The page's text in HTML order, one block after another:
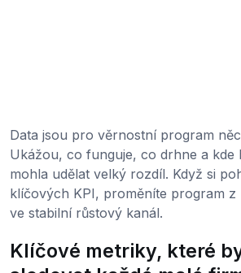
Data jsou pro věrnostní program
Ukážou, co funguje, co drhne a kde
mohla udělat velký rozdíl. Když si
klíčových KPI, proměníte program z
ve stabilní růstový kanál.
Klíčové metriky, které